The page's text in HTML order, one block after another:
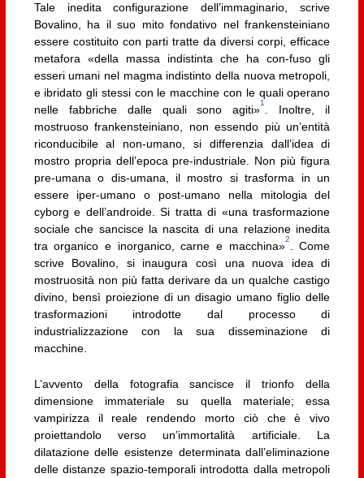
Tale inedita configurazione dell’immaginario, scrive
Bovalino, ha il suo mito fondativo nel frankensteiniano
essere costituito con parti tratte da diversi corpi, efficace
metafora «della massa indistinta che ha con-fuso gli
esseri umani nel magma indistinto della nuova metropoli,
e ibridato gli stessi con le macchine con le quali operano
nelle fabbriche dalle quali sono agiti»
1
. Inoltre, il
mostruoso frankensteiniano, non essendo più un’entità
riconducibile al non-umano, si differenzia dall’idea di
mostro propria dell’epoca pre-industriale. Non più figura
pre-umana o dis-umana, il mostro si trasforma in un
essere iper-umano o post-umano nella mitologia del
cyborg e dell’androide. Si tratta di «una trasformazione
sociale che sancisce la nascita di una relazione inedita
tra organico e inorganico, carne e macchina»
2
. Come
scrive Bovalino, si inaugura così una nuova idea di
mostruosità non più fatta derivare da un qualche castigo
divino, bensì proiezione di un disagio umano figlio delle
trasformazioni introdotte dal processo di
industrializzazione con la sua disseminazione di
macchine.
L’avvento della fotografia sancisce il trionfo della
dimensione immateriale su quella materiale; essa
vampirizza il reale rendendo morto ciò che è vivo
proiettandolo verso un’immortalità artificiale. La
dilatazione delle esistenze determinata dall’eliminazione
delle distanze spazio-temporali introdotta dalla metropoli